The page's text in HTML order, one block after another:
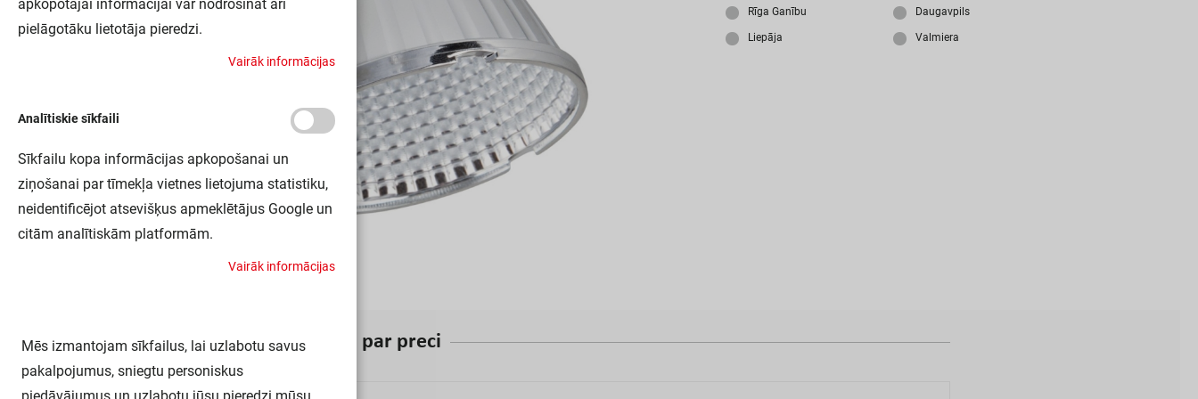
Aiz
Rīga Ganību Daugavpils
Liepāja Valmiera
Inform par preci
apkopotajai informācijai var nodrošināt arī
pielāgotāku lietotāja pieredzi.
Vairāk informācijas
Analītiskie sīkfaili
Sīkfailu kopa informācijas apkopošanai un
ziņošanai par tīmekļa vietnes lietojuma statistiku,
neidentificējot atsevišķus apmeklētājus Google un
citām analītiskām platformām.
Vairāk informācijas
Mēs izmantojam sīkfailus, lai uzlabotu savus
pakalpojumus, sniegtu personiskus